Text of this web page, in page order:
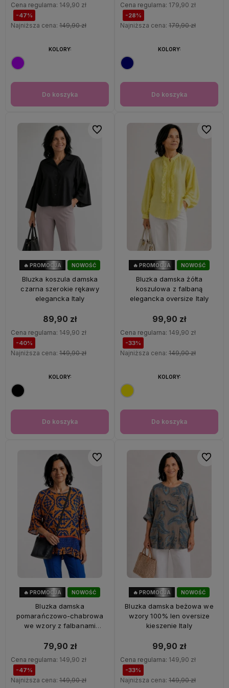
Cena regularna: 149,90 zł
-47%
Najniższa cena: 149,90 zł
Do koszyka
KOLORY:
Cena regularna: 179,90 zł
-28%
Najniższa cena: 179,90 zł
Do koszyka
KOLORY:
NOWOŚĆ
🔥 PROMOCJA
Bluzka koszula damska
czarna szerokie rękawy
elegancka Italy
89,90 zł
Cena regularna: 149,90 zł
-40%
Najniższa cena: 149,90 zł
Do koszyka
KOLORY:
Do ulubionych
NOWOŚĆ
OKAZJA
🔥 PROMOCJA
Bluzka damska żółta
koszulowa z falbaną
elegancka oversize Italy
99,90 zł
Cena regularna: 149,90 zł
-33%
Najniższa cena: 149,90 zł
Do koszyka
KOLORY:
Do
NOWOŚĆ
🔥 PROMOCJA
Bluzka damska
pomarańczowo-chabrowa
we wzory z falbanami
79,90 zł
Cena regularna: 149,90 zł
-47%
Najniższa cena: 149,90 zł
Do ulubionych
NOWOŚĆ
OKAZJA
🔥 PROMOCJA
Bluzka damska beżowa we
wzory 100% len oversize
kieszenie Italy
99,90 zł
Cena regularna: 149,90 zł
-33%
Najniższa cena: 149,90 zł
Do